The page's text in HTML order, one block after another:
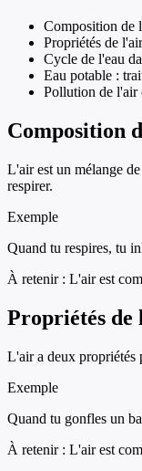
Composition de
Propriétés de
Cycle de l'eau
Eau potable :
Pollution de l'air
Composition
L'air est un mélange
respirer.
Exemple
Quand tu respires, tu
À retenir : L'air est
Propriétés
L'air a deux propriétés
Exemple
Quand tu gonfles un
À retenir : L'air est